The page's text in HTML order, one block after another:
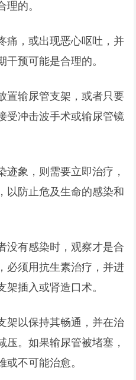
的。
痛，或出现恶心呕吐，并
预可能是合理的。
置输尿管支架，或者只要
受冲击波手术或输尿管镜
象，则需要立即治疗，
以防止危及生命的感染和
没有感染时，观察才是合
必须用抗生素治疗，并进
插入或肾造口术。
架以保持其畅通，并在治
。如果输尿管被堵塞，
不可能治愈。